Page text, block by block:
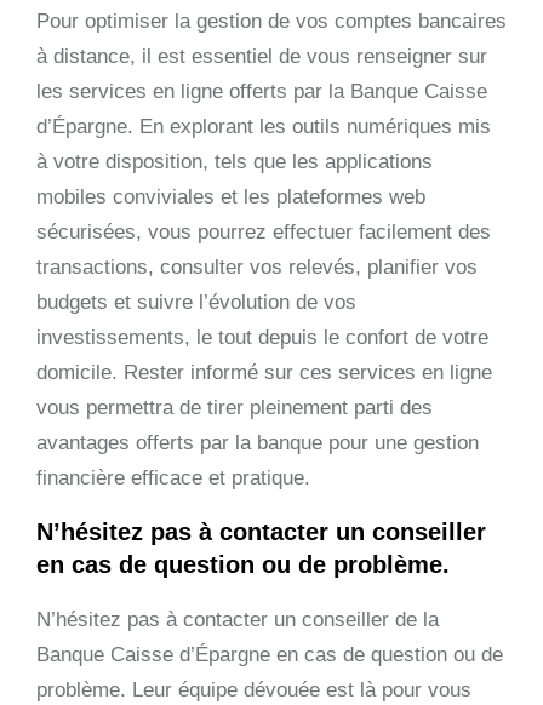
Pour optimiser la gestion de vos comptes bancaires
à distance, il est essentiel de vous renseigner sur
les services en ligne offerts par la Banque Caisse
d’Épargne. En explorant les outils numériques mis
à votre disposition, tels que les applications
mobiles conviviales et les plateformes web
sécurisées, vous pourrez effectuer facilement des
transactions, consulter vos relevés, planifier vos
budgets et suivre l’évolution de vos
investissements, le tout depuis le confort de votre
domicile. Rester informé sur ces services en ligne
vous permettra de tirer pleinement parti des
avantages offerts par la banque pour une gestion
financière efficace et pratique.
N’hésitez pas à contacter un conseiller
en cas de question ou de problème.
N’hésitez pas à contacter un conseiller de la
Banque Caisse d’Épargne en cas de question ou de
problème. Leur équipe dévouée est là pour vous